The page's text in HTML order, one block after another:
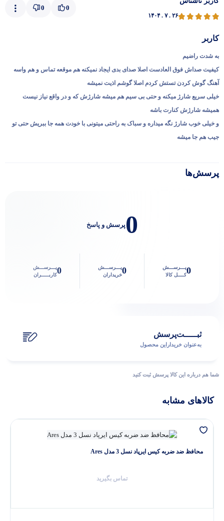
۱۴۰۴ . ۷ . ۲۶
0
0
کاربر
به شدت راضیم
کیفیت صداش فوق العادست اصلا صدای بدی ایجاد نمیکنه هم موقعه تماس و هم واسه
آهنگ گوش کردن تستش کردم اصلا گوشم اذیت نمیشه
خیلی سریع شارژ میکنه و حتی بی سیم هم میشه شارژش که و در واقع نیاز نیست
همیشه شارژش کنارت باشه
و خیلی خوب شارژ نگه میداره و سباک به راحتی میتونی با خودت همه جا ببریش حتی تو
جیب هم جا میشه
پرسش‌ها
0پرسش و پاسخ
0پـــرســـش
کــــل کالا
0پـــرســـش
خریداران
0پـــرســـش
کاربـــــران
ثبـــــت‌پرسش
به‌عنوان ‌خریدار‌این‌ محصول
شما هم درباره این کالا پرسش ثبت کنید
کالاهای مشابه
محافظ ضد ضربه کیس ایرپاد نسل 3 مدل Ares
تماس بگیرید